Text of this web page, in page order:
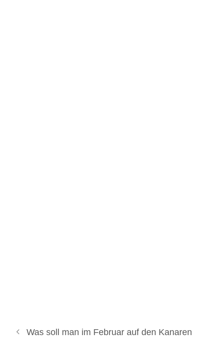
Was soll man im Februar auf den Kanaren